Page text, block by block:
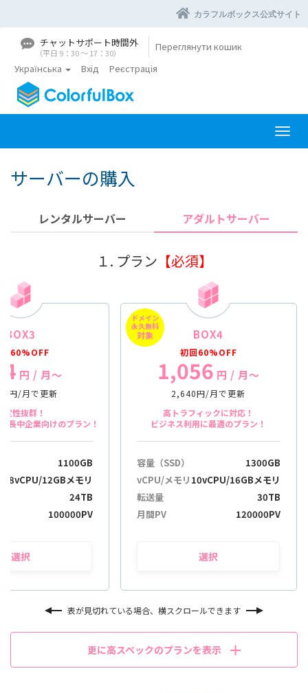
カラフルボックス公式サイト
チャットサポート時間外
（平日 9：30 〜 17：30）
Переглянути кошик
Українська
Вхід Реєстрація
П
е
ч
а
サーバーの購入
レンタルサーバー アダルトサーバー
１. プラン 【必須】
BOX3
60%OFF
円 / 月〜
円/月で更新
定性抜群！
長中企業向けのプラン！
1100GB
8vCPU/12GBメモリ
24TB
100000PV
選択
ドメイン
永久無料
対象 BOX4
初回60%OFF
1,056 円 / 月〜
2,640円/月で更新
高トラフィックに対応！
ビジネス利用に最適のプラン！
容量（SSD）
1300GB
vCPU/メモリ 10vCPU/16GBメモリ
転送量
30TB
月間PV
120000PV
選択
表が見切れている場合、横スクロールできます
更に高スペックのプランを表示